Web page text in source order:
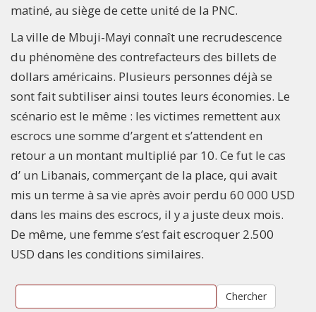
matiné, au siège de cette unité de la PNC.
La ville de Mbuji-Mayi connaît une recrudescence
du phénomène des contrefacteurs des billets de
dollars américains. Plusieurs personnes déjà se
sont fait subtiliser ainsi toutes leurs économies. Le
scénario est le même : les victimes remettent aux
escrocs une somme d’argent et s’attendent en
retour a un montant multiplié par 10. Ce fut le cas
d’ un Libanais, commerçant de la place, qui avait
mis un terme à sa vie après avoir perdu 60 000 USD
dans les mains des escrocs, il y a juste deux mois.
De même, une femme s’est fait escroquer 2.500
USD dans les conditions similaires.
Chercher